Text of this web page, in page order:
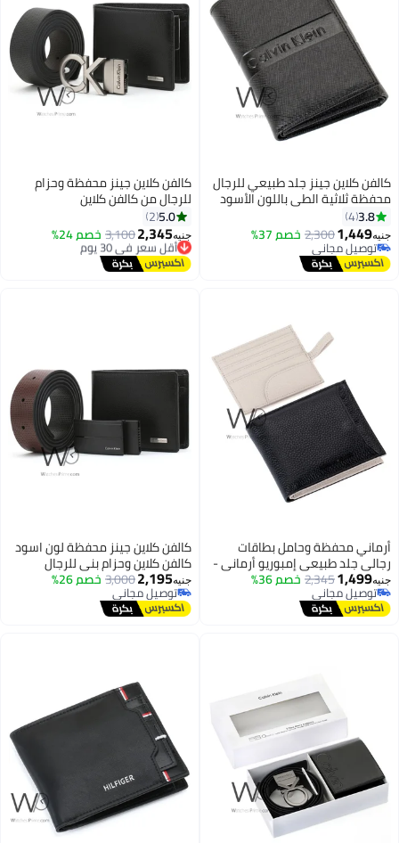
كلاين جينز جلد طبيعي للرجال
ثلاثية الطي باللون الأسود
3.8
4
1,449
2,300خصم 37%
توصيل مجاني
توصيل مجاني
كالفن كلاين جينز محفظة وحزام
للرجال من كالفن كلاين
5.0
2
2,345
3,100خصم 24% أقل سعر في 30 يوم
توصيل مجاني
أقل سعر في 30 يوم
محفظة وحامل بطاقات
جلد طبيعي إمبوريو أرماني -
/ بيج
1,499
2,345خصم 36%
توصيل مجاني
توصيل مجاني
كالفن كلاين جينز محفظة لون اسود
كالفن كلاين وحزام بني للرجال
2,195
3,000خصم 26%
توصيل مجاني
توصيل مجاني